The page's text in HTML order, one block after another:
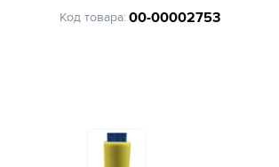
Код товара: 00-00002753